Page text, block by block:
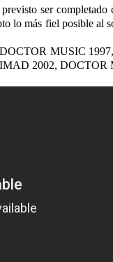
ser
lo más fiel posible
MUSIC
2002,